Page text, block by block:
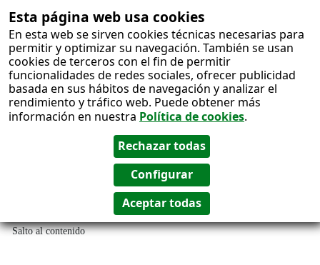
Esta página web usa cookies
En esta web se sirven cookies técnicas necesarias para
permitir y optimizar su navegación. También se usan
cookies de terceros con el fin de permitir
funcionalidades de redes sociales, ofrecer publicidad
basada en sus hábitos de navegación y analizar el
rendimiento y tráfico web. Puede obtener más
información en nuestra Política de cookies.
Salto al contenido